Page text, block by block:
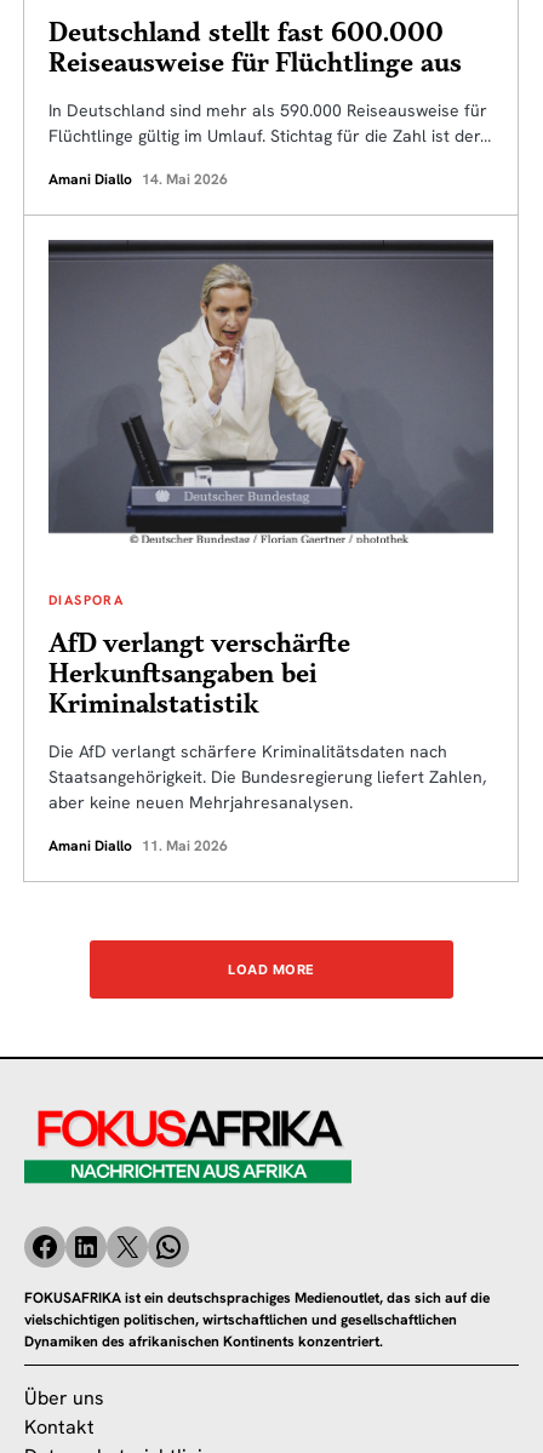
Deutschland stellt fast 600.000
Reiseausweise für Flüchtlinge aus
In Deutschland sind mehr als 590.000 Reiseausweise für
Flüchtlinge gültig im Umlauf. Stichtag für die Zahl ist der…
Amani Diallo 14. Mai 2026
DIASPORA
AfD verlangt verschärfte
Herkunftsangaben bei
Kriminalstatistik
Die AfD verlangt schärfere Kriminalitätsdaten nach
Staatsangehörigkeit. Die Bundesregierung liefert Zahlen,
aber keine neuen Mehrjahresanalysen.
Amani Diallo 11. Mai 2026
LOAD MORE
FOKUSAFRIKA ist ein deutschsprachiges Medienoutlet, das sich auf die
vielschichtigen politischen, wirtschaftlichen und gesellschaftlichen
Dynamiken des afrikanischen Kontinents konzentriert.
Über uns
Kontakt